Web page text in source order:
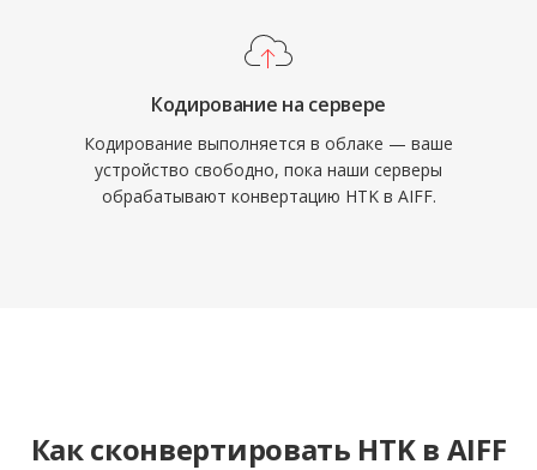
Кодирование на сервере
Кодирование выполняется в облаке — ваше
устройство свободно, пока наши серверы
обрабатывают конвертацию HTK в AIFF.
Как сконвертировать HTK в AIFF